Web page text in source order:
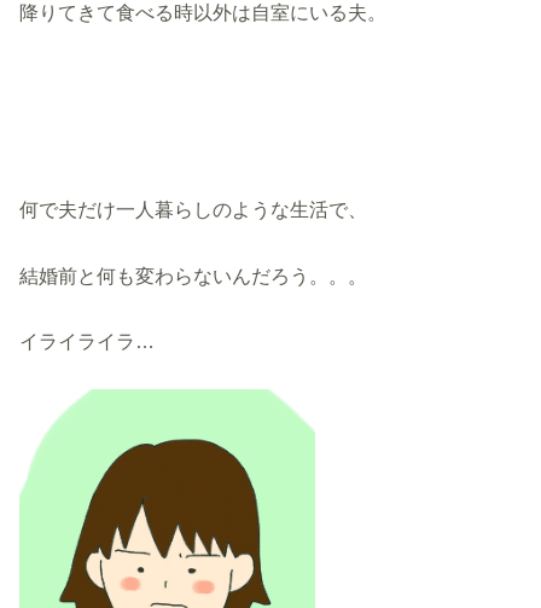
降りてきて食べる時以外は自室にいる夫。
何で夫だけ一人暮らしのような生活で、
結婚前と何も変わらないんだろう。。。
イライライラ…